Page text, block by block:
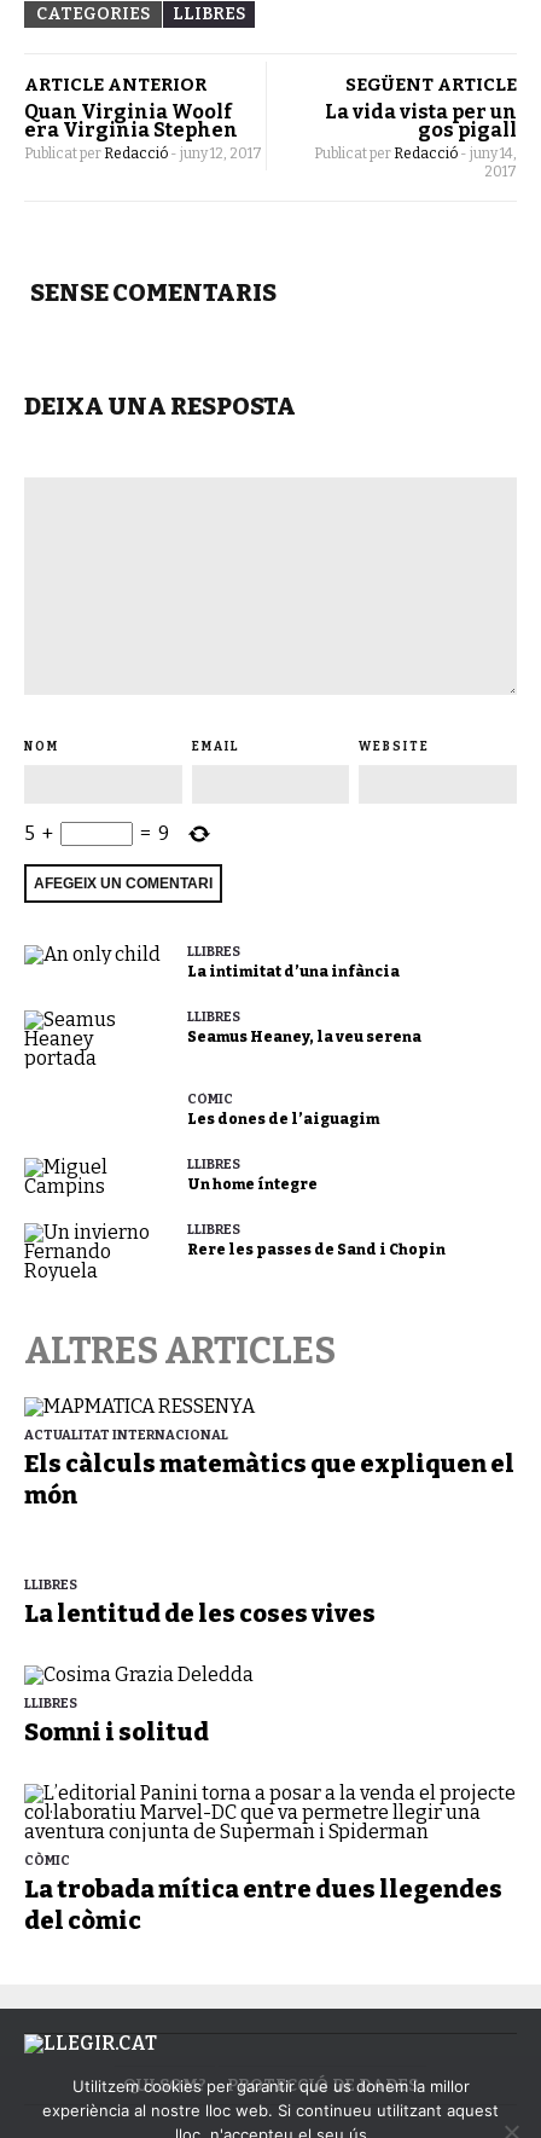
CATEGORIES LLIBRES
ARTICLE ANTERIOR
Quan Virginia Woolf
era Virginia Stephen
Publicat per Redacció - juny 12, 2017
SEGÜENT ARTICLE
La vida vista per un
gos pigall
Publicat per Redacció - juny 14,
2017
SENSE COMENTARIS
DEIXA UNA RESPOSTA
NOM EMAIL WEBSITE
5 + = 9
LLIBRES
La intimitat d’una infància
LLIBRES
Seamus Heaney, la veu serena
CÒMIC
Les dones de l’aiguagim
LLIBRES
Un home íntegre
LLIBRES
Rere les passes de Sand i Chopin
ALTRES ARTICLES
ACTUALITAT INTERNACIONAL
Els càlculs matemàtics que expliquen el
món
LLIBRES
La lentitud de les coses vives
LLIBRES
Somni i solitud
CÒMIC
La trobada mítica entre dues llegendes
del còmic
QUI SOM? PROTECCIÓ DE DADES
Utilitzem cookies per garantir que us donem la millor
experiència al nostre lloc web. Si continueu utilitzant aquest